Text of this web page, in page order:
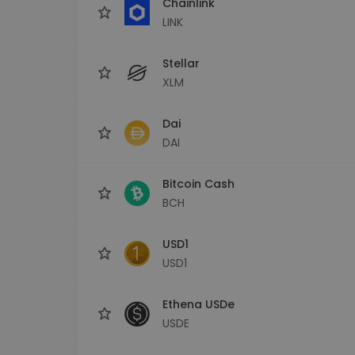
LINK
Stellar
XLM
Dai
DAI
Bitcoin Cash
BCH
USD1
USD1
Ethena USDe
USDE